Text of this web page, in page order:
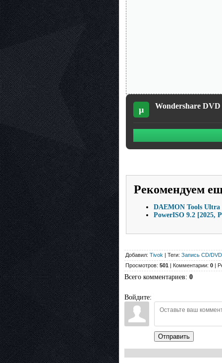
µ Wondershare
Рекомендуем
DAEMON Tools Ultra
PowerISO 9.2 [2025,
Добавил: Tivok | Теги: Запись CD/DVD
Просмотров: 501 | Комментарии: 0 |
Всего комментариев: 0
Войдите:
Отправить